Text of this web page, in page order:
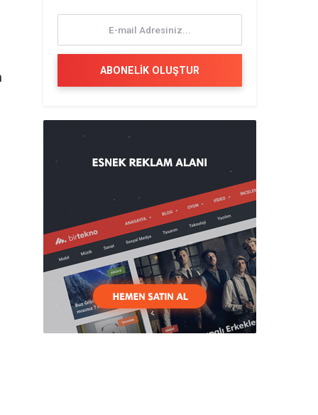
ABONELİK OLUŞTUR